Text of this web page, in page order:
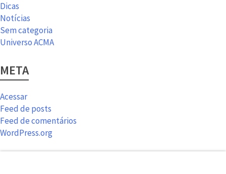
Dicas
Notícias
Sem categoria
Universo ACMA
META
Acessar
Feed de posts
Feed de comentários
WordPress.org